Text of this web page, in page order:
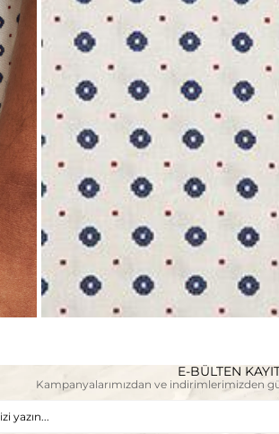
E-BÜLTEN
Kampanyalarımızdan ve indirimlerimizden